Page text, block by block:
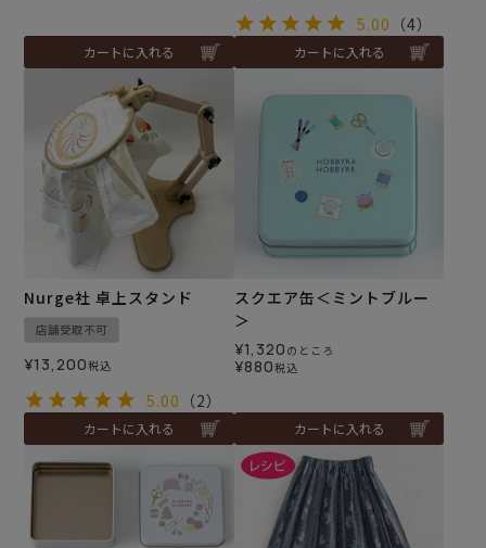
カートに入れる
5.00 （4）
カートに入れる
Nurge社 卓上スタンド
店舗受取不可
¥13,200税込
5.00 （2）
カートに入れる
スクエア缶＜ミントブルー
＞
¥1,320 のところ
¥880税込
カートに入れる